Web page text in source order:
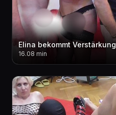
Elina bekommt Verstärkung
16.08 min